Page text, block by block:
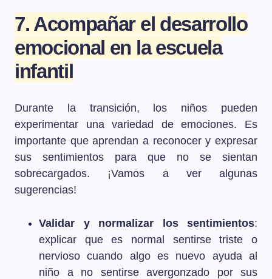
7. Acompañar el desarrollo
emocional en la escuela
infantil
Durante la transición, los niños pueden
experimentar una variedad de emociones. Es
importante que aprendan a reconocer y expresar
sus sentimientos para que no se sientan
sobrecargados. ¡Vamos a ver algunas
sugerencias!
Validar y normalizar los sentimientos:
explicar que es normal sentirse triste o
nervioso cuando algo es nuevo ayuda al
niño a no sentirse avergonzado por sus